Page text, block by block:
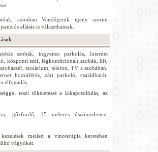
azonban Vendégeink igény szerint
ellátás is választhatnak.
szobák, ingyenes parkolás, Internet
központi széf, légkondicionált szobák, lift,
szolárium, telefon, TV a szobában,
hozzáférés, zárt parkoló, családbarát,
elfogadás.
teszi tökéletessé a kikapcsolódás, az
gőzfürdő, 15 méteres úszómedence,
mellett a vinoterápia keretében
vágyókat.